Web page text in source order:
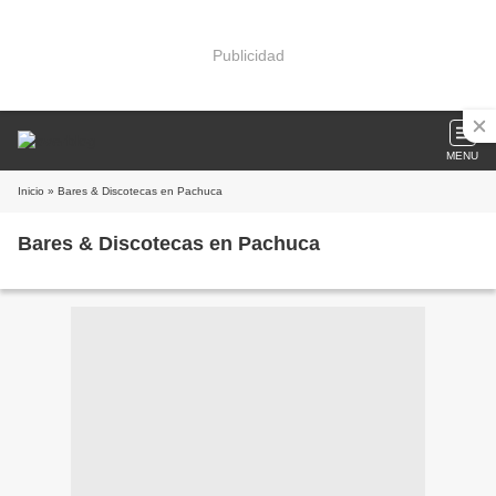
Publicidad
MENU
Inicio » Bares & Discotecas en Pachuca
Bares & Discotecas en Pachuca